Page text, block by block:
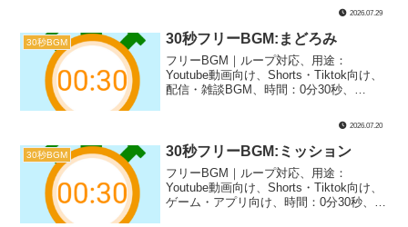
い、楽器：シンセサイザー｜30秒BGM第
43弾！SF系アンビエントで、近未来都市
の雨や廃墟のBGMにぴったりです！
2026.07.29
30秒BGM 30秒フリーBGM:まどろみ
フリーBGM｜ループ対応、用途：
Youtube動画向け、Shorts・Tiktok向け、
配信・雑談BGM、時間：0分30秒、
たり、楽器：オルゴール｜30秒BGM第42
弾！高音のキラキラしたオルゴールのロ
ーテンポな1曲です！寝落ちや待機画面で
のBGMにぴったり！
2026.07.20
30秒BGM 30秒フリーBGM:ミッション
フリーBGM｜ループ対応、用途：
Youtube動画向け、Shorts・Tiktok向け、
ゲーム・アプリ向け、時間：0分30秒、